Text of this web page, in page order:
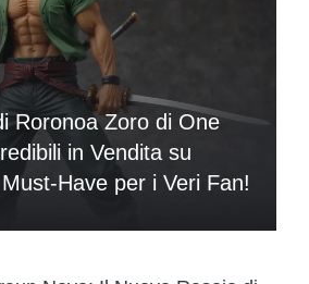
Roronoa Zoro di One
in Vendita su
Have per i Veri Fan!